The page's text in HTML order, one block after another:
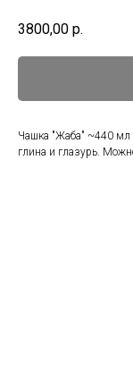
3800,00 р.
Чашка "Жаба" ~440 мл
глина и глазурь.